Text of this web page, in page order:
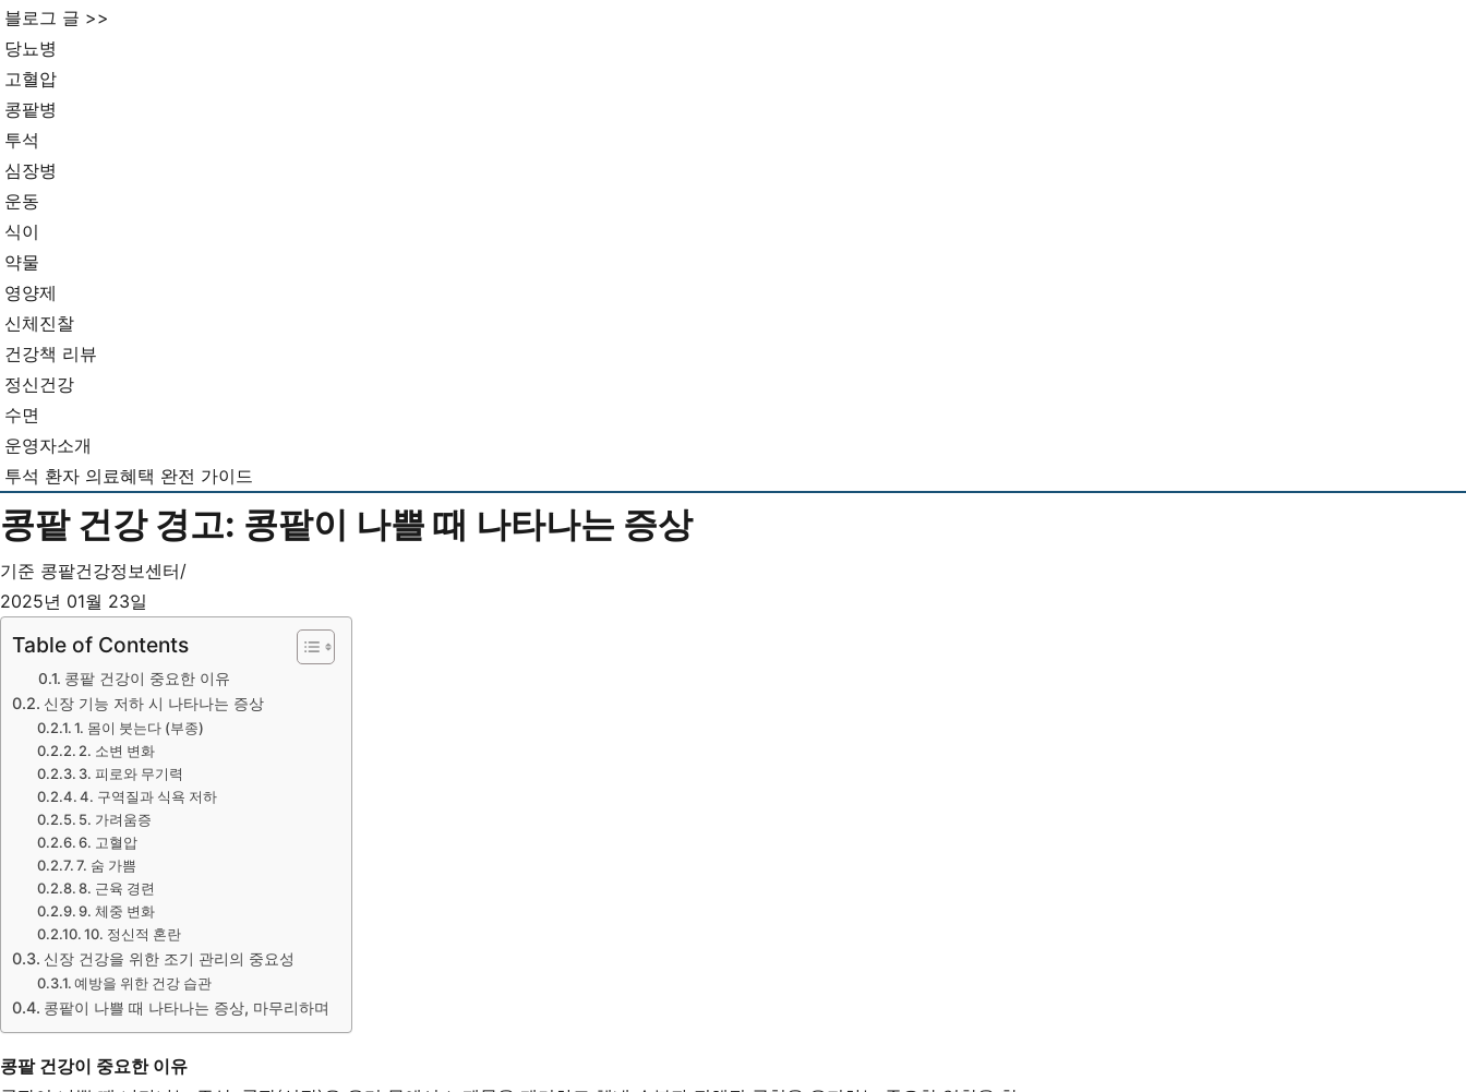
해
검
색
하
기...
비
게
이
션
메
뉴
블로그 글 >>
당뇨병
고혈압
콩팥병
투석
심장병
운동
식이
약물
영양제
신체진찰
건강책 리뷰
정신건강
수면
운영자소개
투석 환자 의료혜택 완전 가이드
콩팥 건강 경고: 콩팥이 나쁠 때 나타나는 증상
기준 콩팥건강정보센터
2025년 01월 23일
Table of Contents
콩팥 건강이 중요한 이유
신장 기능 저하 시 나타나는 증상
1. 몸이 붓는다 (부종)
2. 소변 변화
3. 피로와 무기력
4. 구역질과 식욕 저하
5. 가려움증
6. 고혈압
7. 숨 가쁨
8. 근육 경련
9. 체중 변화
10. 정신적 혼란
신장 건강을 위한 조기 관리의 중요성
예방을 위한 건강 습관
콩팥이 나쁠 때 나타나는 증상, 마무리하며
콩팥 건강이 중요한 이유